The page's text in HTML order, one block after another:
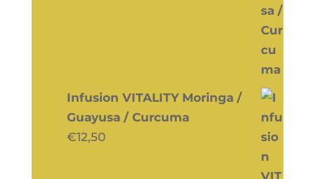
Infusion VITALITY Moringa /
Guayusa / Curcuma
€12,50